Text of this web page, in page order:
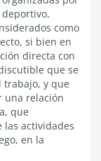
como
si bien en
directa con
que se
trabajo, y que
una relación
que
actividades
en la